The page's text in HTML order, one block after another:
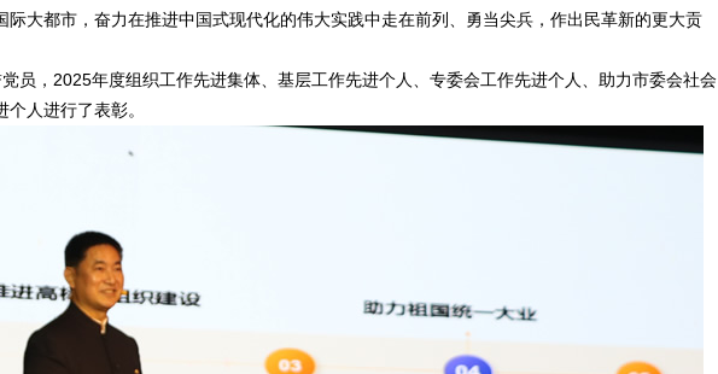
大都市，奋力在推进中国式现代化的伟大实践中走在前列、勇当尖兵，作出民革新的更大贡
员，2025年度组织工作先进集体、基层工作先进个人、专委会工作先进个人、助力市委会社会
人进行了表彰。